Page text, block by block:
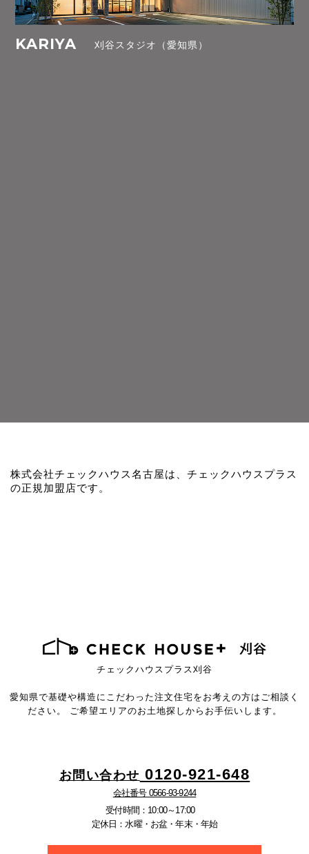
KARIYA 刈谷スタジオ（愛知県）
株式会社チェックハウス名古屋は、チェックハウスプラス
の正規加盟店です。
チェックハウスプラス刈谷
愛知県で基礎や構造にこだわった注文住宅を お考えの方はご相談く
ださい。
ご希望エリアのお土地探しからお手伝いします。
お問い合わせ 0120-921-648
会社番号 0566-93-9244
受付時間：10:00～17:00
定休日：水曜・お盆・年末・年始